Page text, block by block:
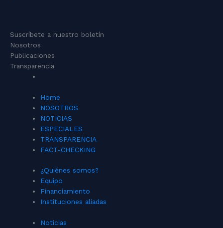
Suscríbete a nuestro boletín
Nosotros
Publicaciones
Transparencia
Home
NOSOTROS
NOTICIAS
ESPECIALES
TRANSPARENCIA
FACT-CHECKING
¿Quiénes somos?
Equipo
Financiamiento
Instituciones aliadas
Noticias